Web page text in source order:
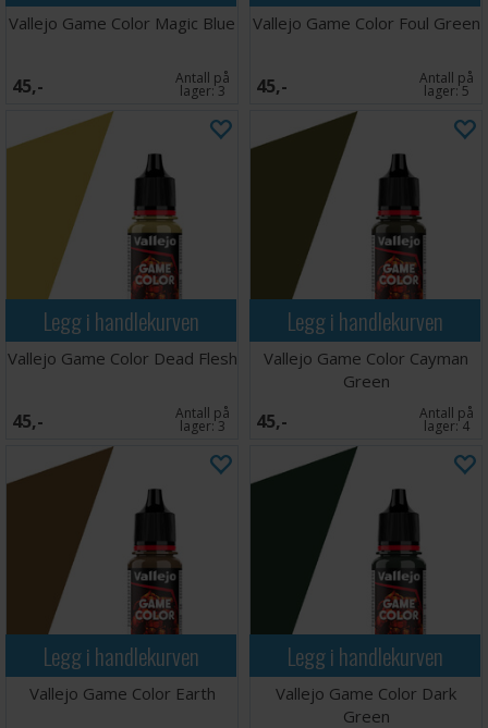
Vallejo Game Color Magic Blue
45,- Antall på
lager:3
Vallejo Game Color Foul Green
45,- Antall på
lager:5
Legg i handlekurven
Vallejo Game Color Dead Flesh
45,- Antall på
lager:3
Legg i handlekurven
Vallejo Game Color Cayman
Green
45,- Antall på
lager:4
Legg i handlekurven
Vallejo Game Color Earth
Legg i handlekurven
Vallejo Game Color Dark
Green